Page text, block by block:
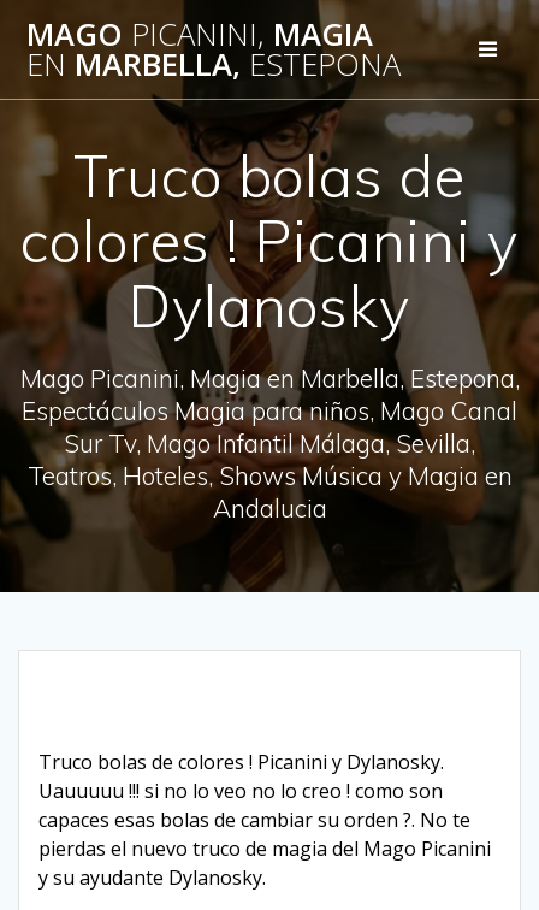
Saltar
al
contenido
MAGO PICANINI, MAGIA
EN MARBELLA, ESTEPONA
Truco bolas de
colores ! Picanini y
Dylanosky
Mago Picanini, Magia en Marbella, Estepona,
Espectáculos Magia para niños, Mago Canal
Sur Tv, Mago Infantil Málaga, Sevilla,
Teatros, Hoteles, Shows Música y Magia en
Andalucia
Truco bolas de colores ! Picanini y Dylanosky.
Uauuuuu !!! si no lo veo no lo creo ! como son
capaces esas bolas de cambiar su orden ?. No te
pierdas el nuevo truco de magia del Mago Picanini
y su ayudante Dylanosky.